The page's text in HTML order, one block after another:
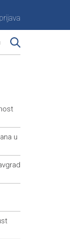
prijava
u